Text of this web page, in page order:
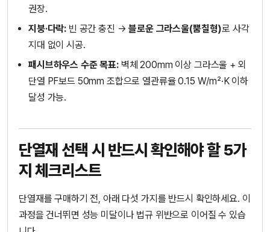
권장.
지붕·다락: 빈 공간 충진 →블로운 그라스울(뿜칠형)로 사각
지대 없이 시공.
패시브하우스 수준 목표:벽체 200mm 이상 그라스울 + 외
단열 PF보드 50mm 조합으로 열관류율 0.15 W/m²·K 이하
달성 가능.
단열재 선택 시 반드시 확인해야 할 5가
지 체크리스트
단열재를 구매하기 전, 아래 다섯 가지를 반드시 확인하세요. 이
과정을 건너뛰면 성능 미달이나 법규 위반으로 이어질 수 있습